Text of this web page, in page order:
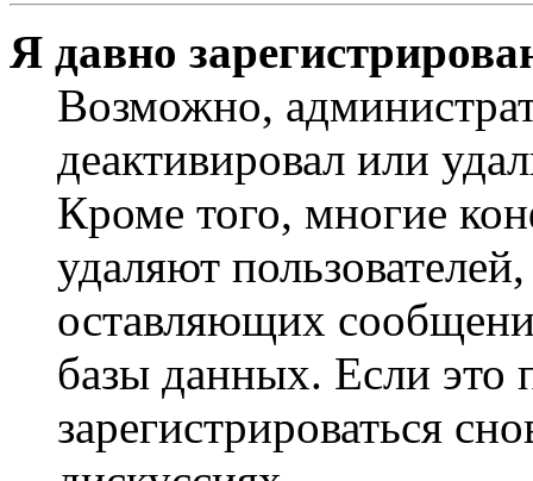
Я давно
Возможно,
деактивировал или
Кроме того, многие
удаляют
оставляющих
базы данных. Если это
зарегистрироваться